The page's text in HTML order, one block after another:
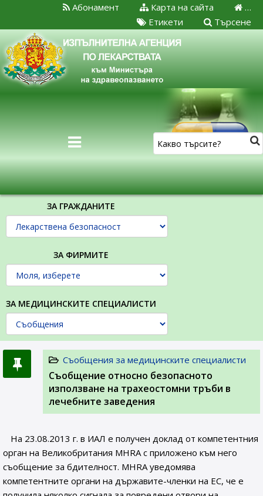
…
Карта на сайта
Абонамент
Търсене
Етикети
ЗА ГРАЖДАНИТЕ
ЗА ФИРМИТЕ
ЗА МЕДИЦИНСКИТЕ СПЕЦИАЛИСТИ
Съобщения за медицинските специалисти
Съобщение относно безопасното
използване на трахеостомни тръби в
лечебните заведения
На 23.08.2013 г. в ИАЛ е получен доклад от компетентния
орган на Великобритания MHRA с приложено към него
съобщение за бдителност. MHRA уведомява
компетентните органи на държавите-членки на ЕС, че е